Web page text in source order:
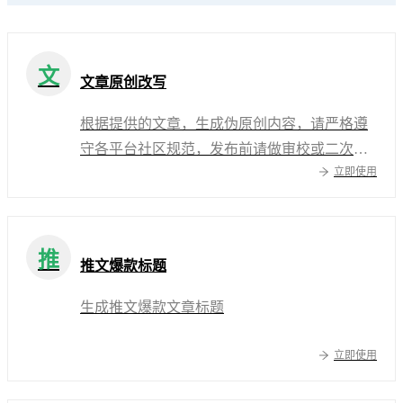
文 文章原创改写
根据提供的文章，生成伪原创内容，请严格遵
守各平台社区规范，发布前请做审校或二次修
立即使用
推 推文爆款标题
生成推文爆款文章标题
立即使用